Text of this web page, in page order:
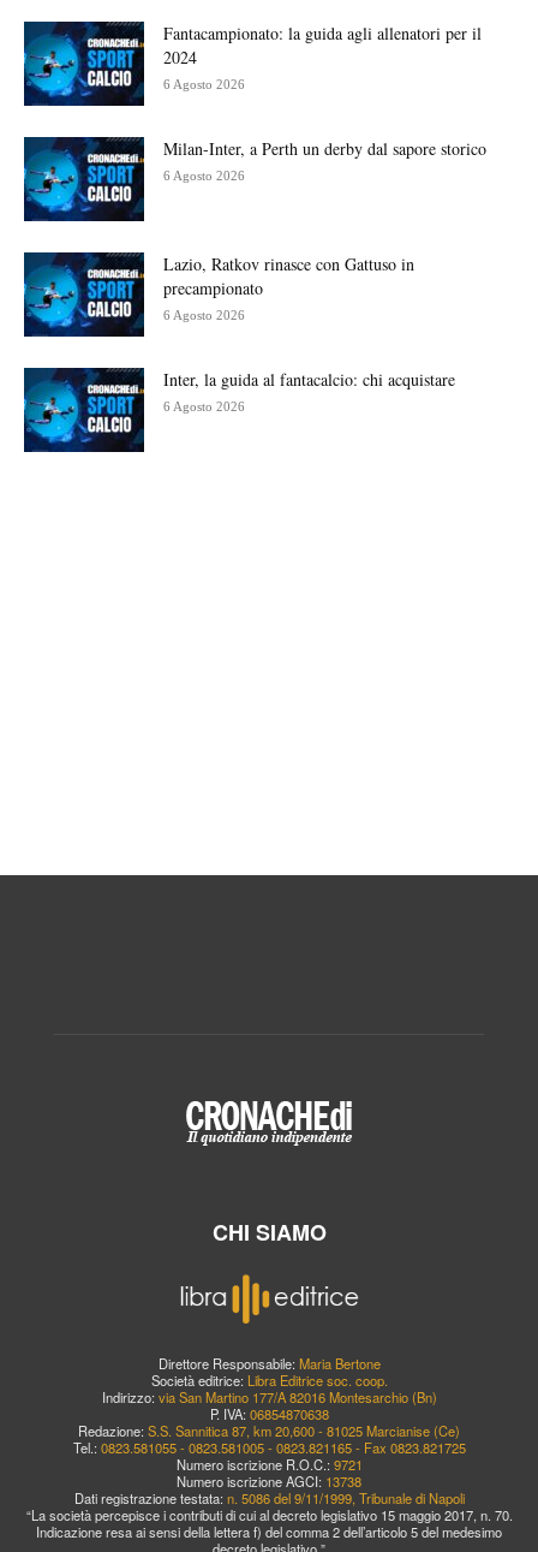
Fantacampionato: la guida agli allenatori per il
2024
6 Agosto 2026
Milan-Inter, a Perth un derby dal sapore storico
6 Agosto 2026
Lazio, Ratkov rinasce con Gattuso in
precampionato
6 Agosto 2026
Inter, la guida al fantacalcio: chi acquistare
6 Agosto 2026
CHI SIAMO
Direttore Responsabile: Maria Bertone
Società editrice: Libra Editrice soc. coop.
Indirizzo: via San Martino 177/A 82016 Montesarchio (Bn)
P. IVA: 06854870638
Redazione: S.S. Sannitica 87, km 20,600 - 81025 Marcianise (Ce)
Tel.: 0823.581055 - 0823.581005 - 0823.821165 - Fax 0823.821725
Numero iscrizione R.O.C.: 9721
Numero iscrizione AGCI: 13738
Dati registrazione testata: n. 5086 del 9/11/1999, Tribunale di Napoli
“La società percepisce i contributi di cui al decreto legislativo 15 maggio 2017, n. 70.
Indicazione resa ai sensi della lettera f) del comma 2 dell’articolo 5 del medesimo